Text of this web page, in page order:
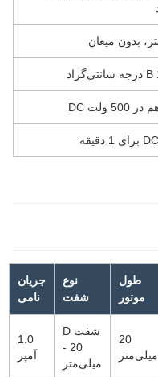
طول
موتور
نوع
شفت
جریان
نامی
20
میلی‌متر
شفت D
- 20
میلی‌متر
1.0
آمپر